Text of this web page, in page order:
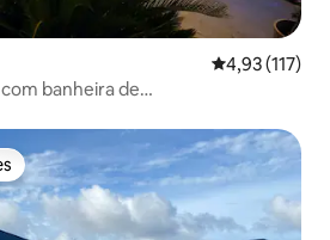
Classificação
4,93 (117)
banheira de